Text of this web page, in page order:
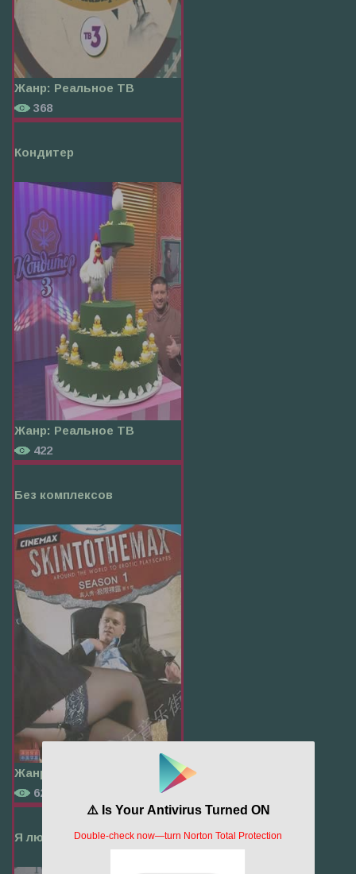
Жанр: Реальное ТВ
368
Кондитер
Жанр: Реальное ТВ
422
Без комплексов
Жанр:
625
Я люблю Нью-Йорк